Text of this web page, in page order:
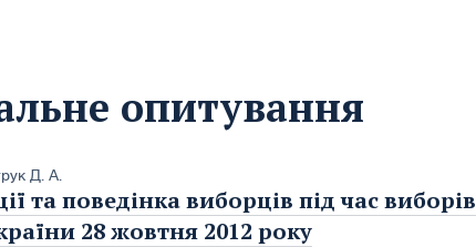
опитування
Д. А.
та поведінка виборців під час виборів
28 жовтня 2012 року